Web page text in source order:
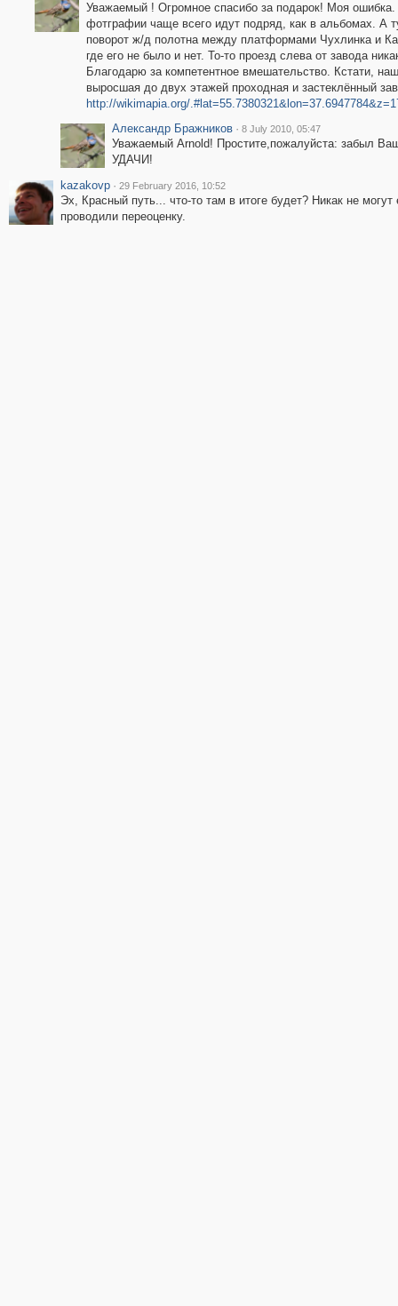
Уважаемый ! Огромное спасибо за подарок! Моя
фотграфии чаще всего идут подряд, как в альбомах. А
поворот ж/д полотна между платформами Чухлинка и
где его не было и нет. То-то проезд слева от завода
Благодарю за компетентное вмешательство. Кстати,
выросшая до двух этажей проходная и застеклённый
http://wikimapia.org/
Александр Бражников · 8 July 2010, 05:47
Уважаемый Arnold! Простите,пожалуйста: забыл
УДАЧИ!
kazakovp · 29 February 2016, 10:52
Эх, Красный путь... что-то там в итоге будет? Никак не
проводили переоценку.